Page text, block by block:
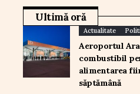
Ultimă oră
Actualitate
Aeroportul
combustibil
alimentarea
săptămână